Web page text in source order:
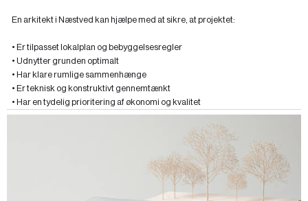
En arkitekt i Næstved kan hjælpe med at sikre, at projektet:
• Er tilpasset lokalplan og bebyggelsesregler
• Udnytter grunden optimalt
• Har klare rumlige sammenhænge
• Er teknisk og konstruktivt gennemtænkt
• Har en tydelig prioritering af økonomi og kvalitet